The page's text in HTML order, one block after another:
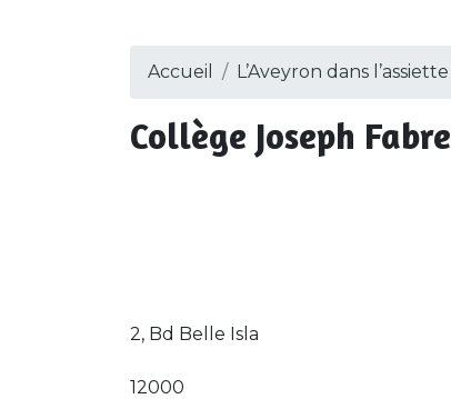
Accueil L’Aveyron dans l’assiette
Collège Joseph Fabre
2, Bd Belle Isla
12000